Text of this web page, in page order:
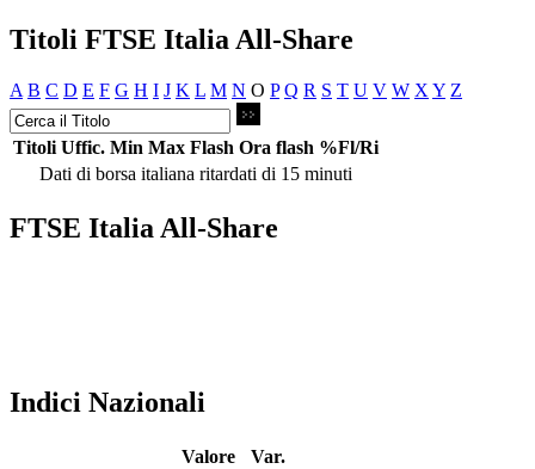
Titoli FTSE Italia All-Share
A B C D E F G H I J K L M N O P Q R S T U V W X Y Z
Titoli Uffic. Min Max Flash Ora flash %Fl/Ri
Dati di borsa italiana ritardati di 15 minuti
FTSE Italia All-Share
Indici Nazionali
Valore
Var.